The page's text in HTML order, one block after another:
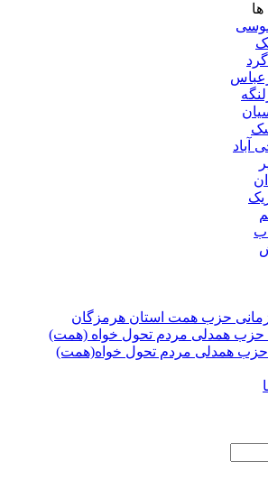
آباد
حزب همت استان هرمزگان
حزب همدلی مردم تحول خواه (همت)
حزب همدلی مردم تحول خواه(همت)